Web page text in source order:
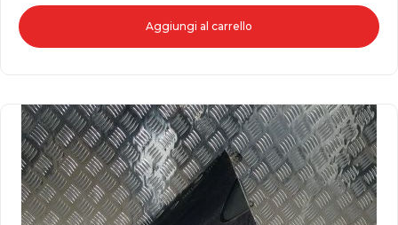
Aggiungi al carrello